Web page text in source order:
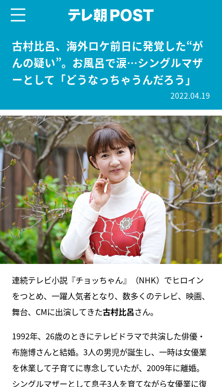
古村比呂、海外ロケ前日に発覚した“が
んの疑い”。お風呂で涙…シングルマザ
ーとして「どうなっちゃうんだろう」
2022.04.19
連続テレビ小説『チョッちゃん』（NHK）でヒロイン
をつとめ、一躍人気者となり、数多くのテレビ、映画、
舞台、CMに出演してきた古村比呂さん。
1992年、26歳のときにテレビドラマで共演した俳優・
布施博さんと結婚。3人の男児が誕生し、一時は女優業
を休業して子育てに専念していたが、2009年に離婚。
シングルマザーとして息子3人を育てながら女優業に復